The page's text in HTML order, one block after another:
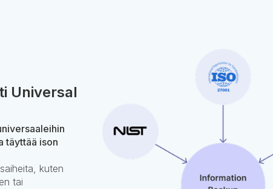
Universal
täyttää ison
kuten
tai